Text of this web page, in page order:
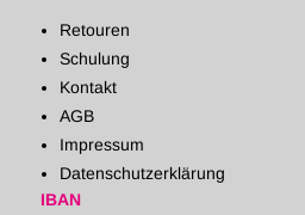
Retouren
Schulung
Kontakt
AGB
Impressum
Datenschutzerklärung
IBAN